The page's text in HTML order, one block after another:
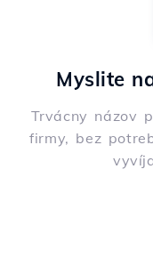
Myslite
Trvácny názov
firmy, bez